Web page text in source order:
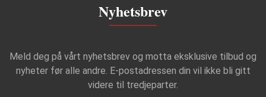
Nyhetsbrev
Meld deg på vårt nyhetsbrev og motta eksklusive tilbud og
nyheter før alle andre. E-postadressen din vil ikke bli gitt
videre til tredjeparter.